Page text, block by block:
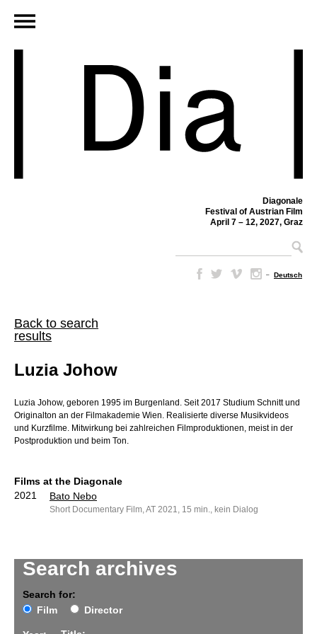
Diagonale
Festival of Austrian Film
April 7 – 12, 2027, Graz
– Deutsch
Back to search
results
Search archives
Search for:
Film
Director
Luzia Johow
Luzia Johow, geboren 1995 im Burgenland. Seit 2017 Studium Schnitt und
Originalton an der Filmakademie Wien. Realisierte diverse Musikvideos
und Kurzfilme. Mitwirkung bei zahlreichen Filmproduktionen, meist in der
Postproduktion und beim Ton.
Films at the Diagonale
2021
Bato Nebo
Short Documentary Film, AT 2021, 15 min., kein Dialog